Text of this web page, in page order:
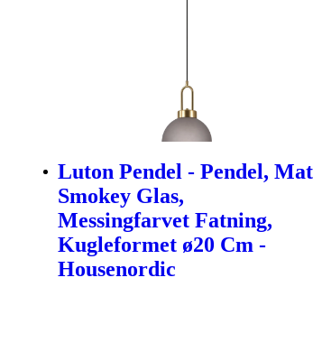
Luton Pendel - Pendel, Mat
Smokey Glas,
Messingfarvet Fatning,
Kugleformet ø20 Cm -
Housenordic